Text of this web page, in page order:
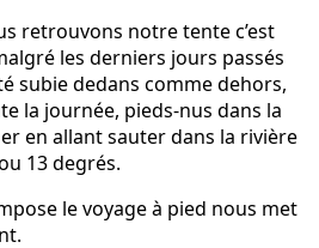
retrouvons notre tente c’est
les derniers jours passés
subie dedans comme dehors,
la journée, pieds-nus dans la
en allant sauter dans la rivière
13 degrés.
le voyage à pied nous met